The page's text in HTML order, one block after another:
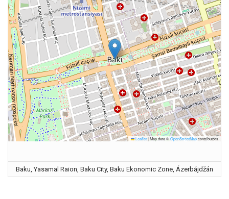
Leaflet|Map data ©OpenStreetMapcontributors
Baku, Yasamal Raion, Baku City, Baku Ekonomic Zone, Ázerbájdžán